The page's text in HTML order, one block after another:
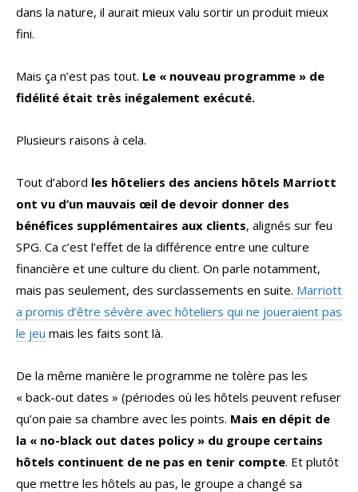
dans la nature, il aurait mieux valu sortir un produit mieux
fini.
Mais ça n’est pas tout. Le « nouveau programme » de
fidélité était très inégalement exécuté.
Plusieurs raisons à cela.
Tout d’abord les hôteliers des anciens hôtels Marriott
ont vu d’un mauvais œil de devoir donner des
bénéfices supplémentaires aux clients, alignés sur feu
SPG. Ca c’est l’effet de la différence entre une culture
financière et une culture du client. On parle notamment,
mais pas seulement, des surclassements en suite. Marriott
a promis d’être sévère avec hôteliers qui ne joueraient pas
le jeu mais les faits sont là.
De la même manière le programme ne tolère pas les
« back-out dates » (périodes où les hôtels peuvent refuser
qu’on paie sa chambre avec les points. Mais en dépit de
la « no-black out dates policy » du groupe certains
hôtels continuent de ne pas en tenir compte. Et plutôt
que mettre les hôtels au pas, le groupe a changé sa